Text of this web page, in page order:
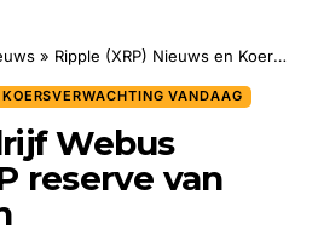
» Ripple (XRP) Nieuws en Koersverwachting Vandaag
VANDAAG
Webus
reserve van